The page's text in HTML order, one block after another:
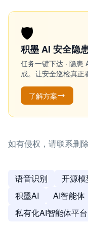
🛡️
积墨 AI 安全隐
任务一键下达 · 隐患
成。让安全巡检真正
了解方案
如有侵权，请联系删除
语音识别 开源模
积墨AI
AI智能体
私有化AI智能体平台